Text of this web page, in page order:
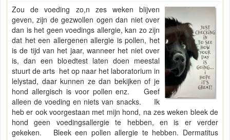
Zou de voeding zo,n zes weken blijven
geven, zijn de gezwollen ogen dan niet over
dan is het geen voedings allergie, kan zo zijn
dat het een allergenen allergie is pollen, het
is de tijd van het jaar, wanneer het niet over
is, dan een bloedtest laten doen meestal
stuurt de arts het op naar het laboratorium in
lelystad, daar kunnen ze dan bekijken of je
hond allergisch is voor pollen enz. Geef
alleen de voeding en niets van snacks. Ik
heb er ook voorgestaan met mijn hond, na zes weken bleek de
hond geen voedingsallergie te hebben, en is er verder
gekeken. Bleek een pollen allergie te hebben. Dermatitus